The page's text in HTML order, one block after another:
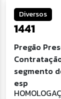
Diversos
1441
Pregão
segmento
esp